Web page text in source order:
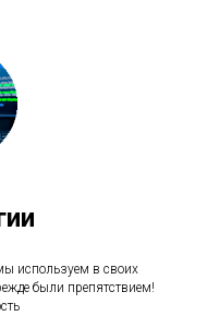
используем в своих
были препятствием!